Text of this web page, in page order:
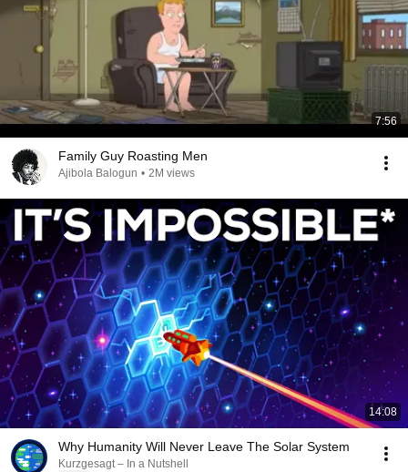
7:56
Family Guy Roasting Men
Ajibola Balogun • 2M views
14:08
Why Humanity Will Never Leave The Solar System
Kurzgesagt – In a Nutshell